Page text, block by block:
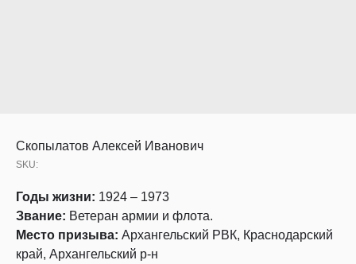
Скопылатов Алексей Иванович
SKU:
Годы жизни: 1924 – 1973
Звание: Ветеран армии и флота.
Место призыва: Архангельский РВК, Краснодарский
край, Архангельский р-н